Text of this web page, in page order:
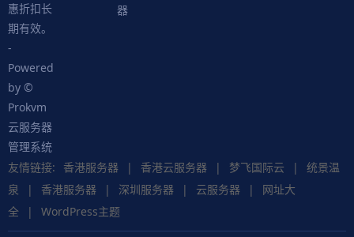
惠折扣长
期有效。
-
Powered
by ©
Prokvm
云服务器
管理系统
器
友情链接: 香港服务器 | 香港云服务器 | 梦飞国际云 |
统景温
泉
| 香港服务器 | 深圳服务器 | 云服务器 |
网址大
全
| WordPress主题